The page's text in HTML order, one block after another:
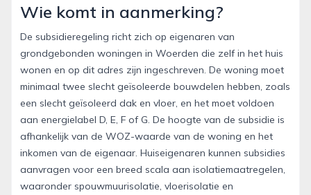
Wie komt in aanmerking?
De subsidieregeling richt zich op eigenaren van
grondgebonden woningen in Woerden die zelf in het huis
wonen en op dit adres zijn ingeschreven. De woning moet
minimaal twee slecht geïsoleerde bouwdelen hebben, zoals
een slecht geïsoleerd dak en vloer, en het moet voldoen
aan energielabel D, E, F of G. De hoogte van de subsidie is
afhankelijk van de WOZ-waarde van de woning en het
inkomen van de eigenaar. Huiseigenaren kunnen subsidies
aanvragen voor een breed scala aan isolatiemaatregelen,
waaronder spouwmuurisolatie, vloerisolatie en